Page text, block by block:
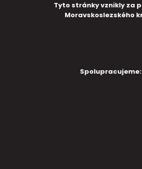
Tyto stránky vznikly za
Moravskoslezského
Spolupracujeme: